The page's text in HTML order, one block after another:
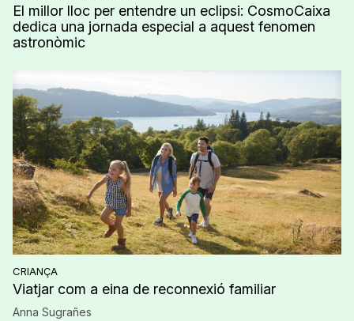
El millor lloc per entendre un eclipsi: CosmoCaixa
dedica una jornada especial a aquest fenomen
astronòmic
CRIANÇA
Viatjar com a eina de reconnexió familiar
Anna Sugrañes